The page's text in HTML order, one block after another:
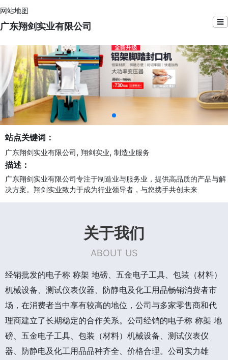
网站地图
广东翔剑实业有限公司 ☰
站点关键词：
广东翔剑实业有限公司, 翔剑实业, 制造业服务
描述：
广东翔剑实业有限公司专注于制造业与服务业，提供高品质的产品与解
决方案。翔剑实业致力于成为行业领导者，与您携手共创未来
关于我们
ABOUT US
经销批发的电子称 称架 地磅、五金电子工具、包装（材料）
机械设备、测试仪表仪器、防静电及化工用品畅销消费者市
场，在消费者当中享有较高的地位，公司与多家零售商和代
理商建立了长期稳定的合作关系。公司经销的电子称 称架 地
磅、五金电子工具、包装（材料）机械设备、测试仪表仪
器、防静电及化工用品品种齐全、价格合理。公司实力雄